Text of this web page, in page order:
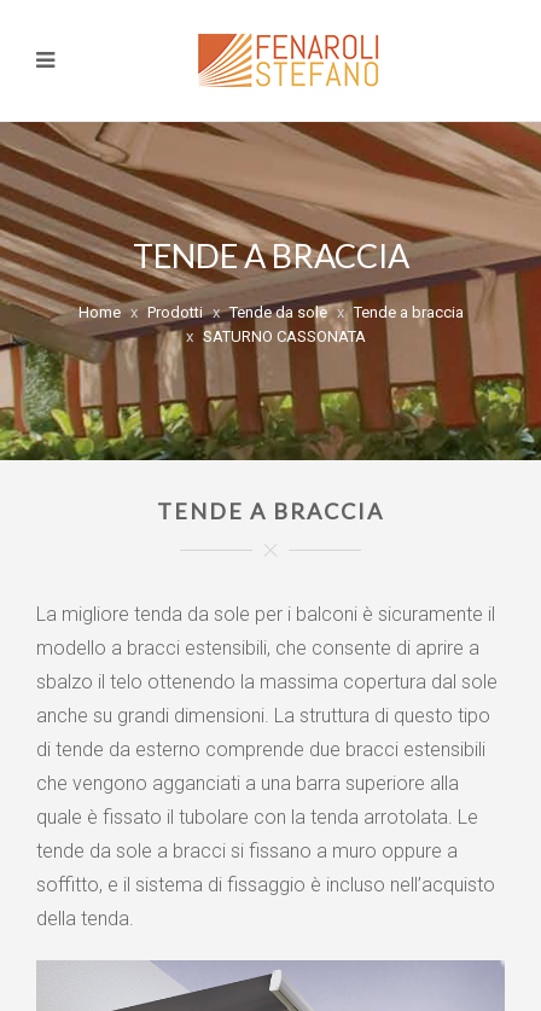
TENDE A BRACCIA
Home Prodotti Tende da sole
Tende a braccia
SATURNO CASSONATA
TENDE A BRACCIA
La migliore tenda da sole per i balconi è sicuramente il
modello a bracci estensibili, che consente di aprire a
sbalzo il telo ottenendo la massima copertura dal sole
anche su grandi dimensioni. La struttura di questo tipo
di tende da esterno comprende due bracci estensibili
che vengono agganciati a una barra superiore alla
quale è fissato il tubolare con la tenda arrotolata. Le
tende da sole a bracci si fissano a muro oppure a
soffitto, e il sistema di fissaggio è incluso nell’acquisto
della tenda.